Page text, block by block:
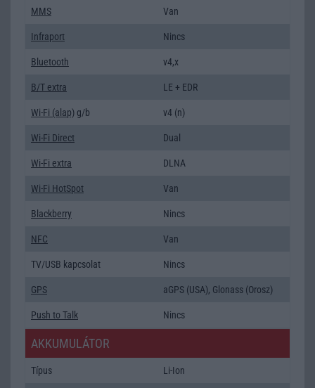
MMS Van
Infraport Nincs
Bluetooth v4,x
B/T extra LE + EDR
Wi-Fi (alap) g/b v4 (n)
Wi-Fi Direct Dual
Wi-Fi extra DLNA
Wi-Fi HotSpot Van
Blackberry Nincs
NFC Van
TV/USB kapcsolat Nincs
GPS aGPS (USA), Glonass (Orosz)
Push to Talk Nincs
AKKUMULÁTOR
Típus Li-Ion